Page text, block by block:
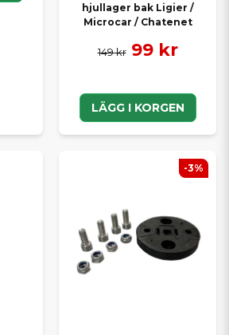
hjullager bak Ligier /
Microcar / Chatenet
149 kr 99 kr
LÄGG I KORGEN
-3%